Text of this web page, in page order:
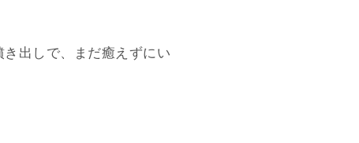
出しで、まだ癒えずにい